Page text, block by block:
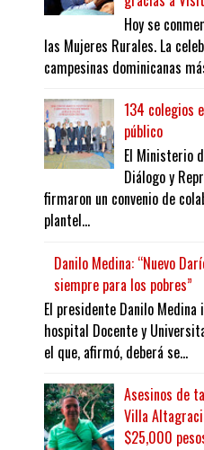
Hoy se
las Mujeres Rurales. La
campesinas dominicanas
134 colegios
público
El Ministerio
Diálogo y
firmaron un convenio de
plantel...
Danilo Medina: “Nuevo
siempre para los pobres”
El presidente Danilo
hospital Docente y
el que, afirmó, deberá se...
Asesinos de
Villa
$25,000